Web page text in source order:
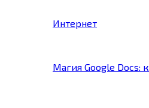
Интернет
Магия Google Docs: